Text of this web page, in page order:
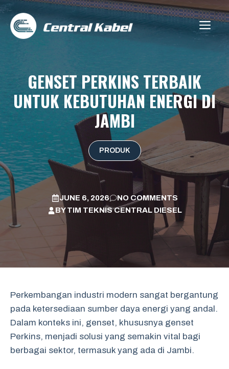
Skip
content
GENSET PERKINS TERBAIK
UNTUK KEBUTUHAN ENERGI DI
JAMBI
PRODUK
JUNE 6, 2026
NO COMMENTS
BYTIM TEKNIS CENTRAL DIESEL
Perkembangan industri modern sangat bergantung
pada ketersediaan sumber daya energi yang andal.
Dalam konteks ini, genset, khususnya genset
Perkins, menjadi solusi yang semakin vital bagi
berbagai sektor, termasuk yang ada di Jambi.